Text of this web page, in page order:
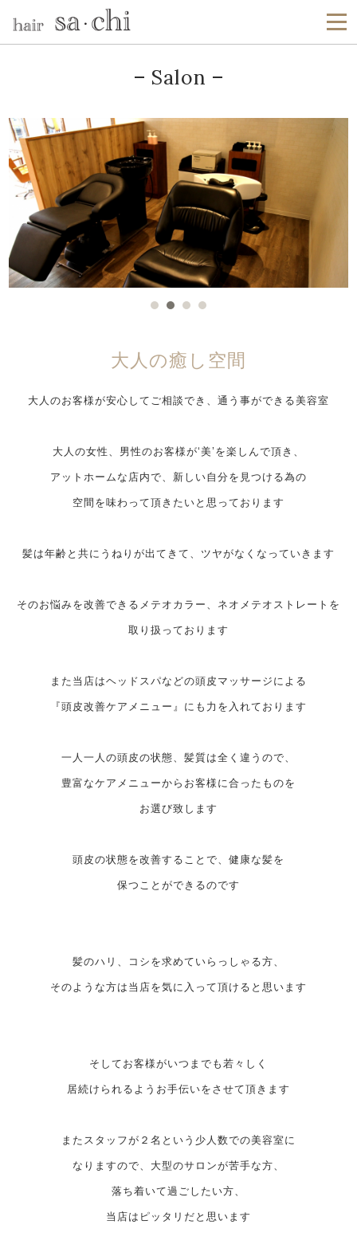
Salon
大人の癒し空間
大人のお客様が安心してご相談でき、通う事ができる美容室
大人の女性、男性のお客様が‘美’を楽しんで頂き、
アットホームな店内で、新しい自分を見つける為の
空間を味わって頂きたいと思っております
髪は年齢と共にうねりが出てきて、ツヤがなくなっていきます
そのお悩みを改善できるメテオカラー、ネオメテオストレートを
取り扱っております
また当店はヘッドスパなどの頭皮マッサージによる
『頭皮改善ケアメニュー』にも力を入れております
一人一人の頭皮の状態、髪質は全く違うので、
豊富なケアメニューからお客様に合ったものを
お選び致します
頭皮の状態を改善することで、健康な髪を
保つことができるのです
髪のハリ、コシを求めていらっしゃる方、
そのような方は当店を気に入って頂けると思います
そしてお客様がいつまでも若々しく
居続けられるようお手伝いをさせて頂きます
またスタッフが２名という少人数での美容室に
なりますので、大型のサロンが苦手な方、
落ち着いて過ごしたい方、
当店はピッタリだと思います